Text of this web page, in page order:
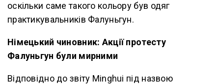
оскільки саме такого кольору був одяг
практикувальників Фалуньгун.
Німецький чиновник: Акції протесту
Фалуньгун були мирними
Відповідно до звіту Minghui під назвою